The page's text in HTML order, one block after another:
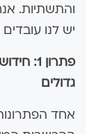
והתשתיות.
יש לנו
פתרון
גדולים
אחד